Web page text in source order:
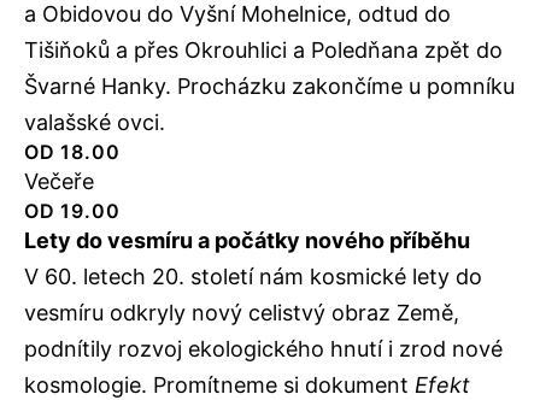
a Obidovou do Vyšní Mohelnice, odtud do
Tišiňoků a přes Okrouhlici a Poledňana zpět do
Švarné Hanky. Procházku zakončíme u pomníku
valašské ovci.
OD 18.00
Večeře
OD 19.00
Lety do vesmíru a počátky nového příběhu
V 60. letech 20. století nám kosmické lety do
vesmíru odkryly nový celistvý obraz Země,
podnítily rozvoj ekologického hnutí i zrod nové
kosmologie. Promítneme si dokument Efekt